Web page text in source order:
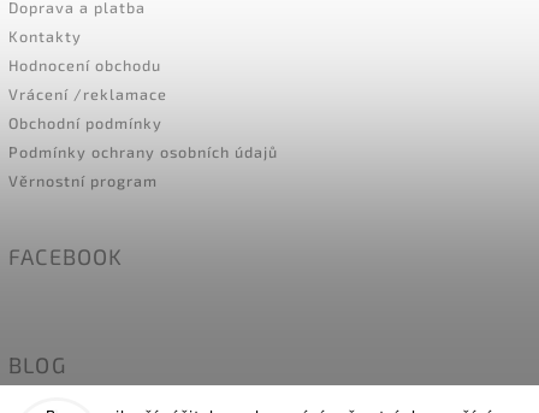
Doprava a platba
Kontakty
Hodnocení obchodu
Vrácení /reklamace
Obchodní podmínky
Podmínky ochrany osobních údajů
Věrnostní program
FACEBOOK
BLOG